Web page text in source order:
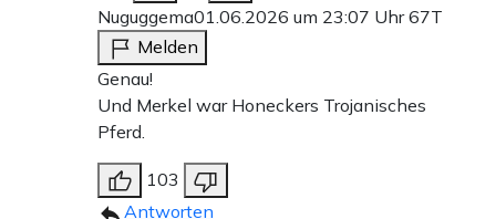
Nuguggema01.06.2026 um 23:07 Uhr67T
Melden
Genau!
Und Merkel war Honeckers Trojanisches
Pferd.
103
Antworten